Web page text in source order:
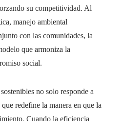
su competitividad. Al
manejo ambiental
con las comunidades, la
que armoniza la
social.
no solo responde a
redefine la manera en que la
Cuando la eficiencia